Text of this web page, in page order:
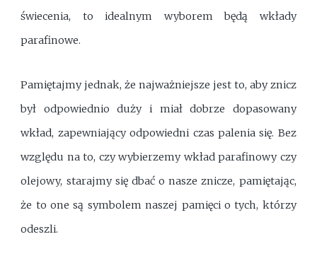
świecenia, to idealnym wyborem będą wkłady
parafinowe.
Pamiętajmy jednak, że najważniejsze jest to, aby znicz
był odpowiednio duży i miał dobrze dopasowany
wkład, zapewniający odpowiedni czas palenia się. Bez
względu na to, czy wybierzemy wkład parafinowy czy
olejowy, starajmy się dbać o nasze znicze, pamiętając,
że to one są symbolem naszej pamięci o tych, którzy
odeszli.